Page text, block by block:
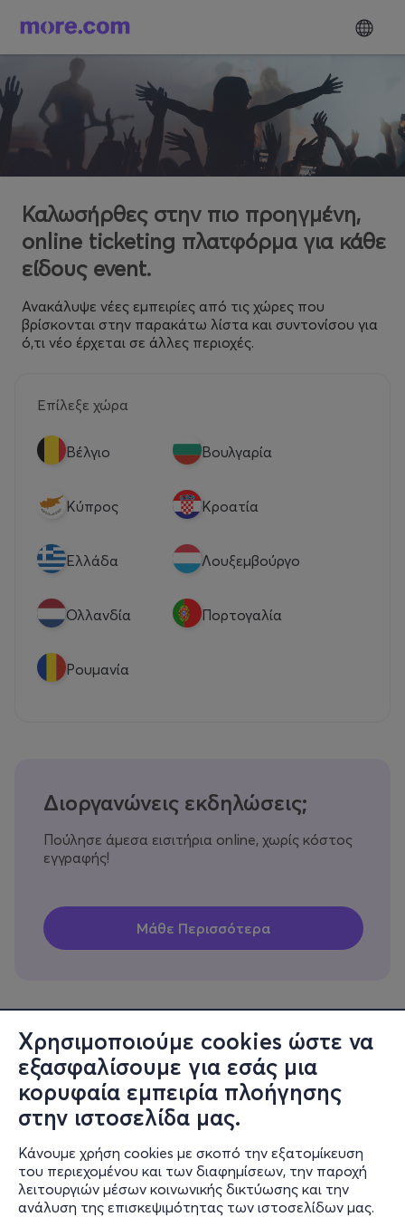
Χρησιμοποιούμε cookies ώστε να
εξασφαλίσουμε για εσάς μια
κορυφαία εμπειρία πλοήγησης
στην ιστοσελίδα μας.
Κάνουμε χρήση cookies με σκοπό την εξατομίκευση
του περιεχομένου και των διαφημίσεων, την παροχή
λειτουργιών μέσων κοινωνικής δικτύωσης και την
ανάλυση της επισκεψιμότητας των ιστοσελίδων μας.
Καλωσήρθες στην πιο προηγμένη,
online ticketing πλατφόρμα για κάθε
είδους event.
Ανακάλυψε νέες εμπειρίες από τις χώρες που
βρίσκονται στην παρακάτω λίστα και συντονίσου για
ό,τι νέο έρχεται σε άλλες περιοχές.
Επίλεξε χώρα
Βέλγιο Βουλγαρία
Κύπρος Κροατία
Eλλάδα Λουξεμβούργο
Ολλανδία Πορτογαλία
Ρουμανία
Διοργανώνεις εκδηλώσεις;
Πούλησε άμεσα εισιτήρια online, χωρίς κόστος
εγγραφής!
Πληροφορίες
Υποστήριξη
Stay Connected